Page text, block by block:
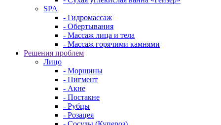
SPA
- Гидромассаж
- Обертывания
- Массаж лица и тела
- Массаж горячими камнями
Решения проблем
Лицо
- Морщины
- Пигмент
- Акне
- Постакне
- Рубцы
- Розацея